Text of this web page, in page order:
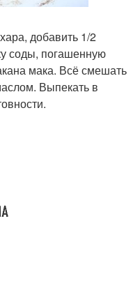
добавить 1/2
соды, погашенную
мака. Всё смешать
Выпекать в